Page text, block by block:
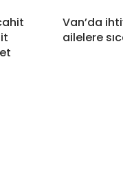
Van’da
ailelere